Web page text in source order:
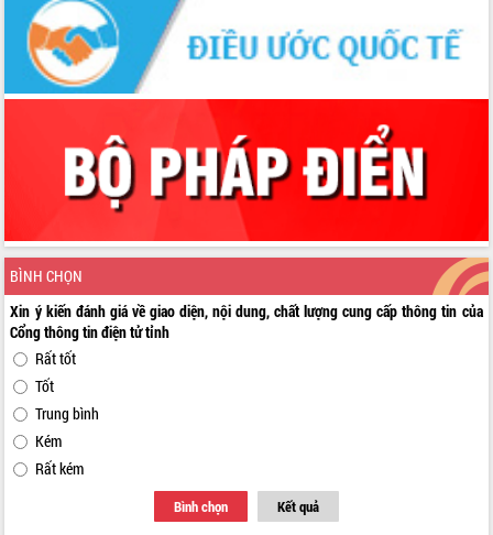
BÌNH CHỌN
Xin ý kiến đánh giá về giao diện, nội dung, chất lượng cung cấp thông tin của
Cổng thông tin điện tử tỉnh
Rất tốt
Tốt
Trung bình
Kém
Rất kém
Bình chọn Kết quả